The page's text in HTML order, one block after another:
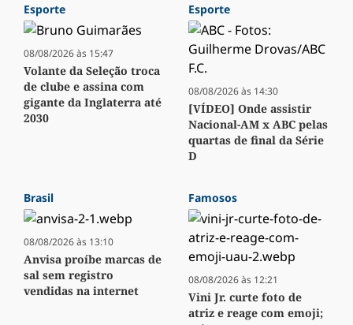
Esporte
08/08/2026 às 15:47
Volante da Seleção troca
de clube e assina com
gigante da Inglaterra até
2030
Esporte
08/08/2026 às 14:30
[VÍDEO] Onde assistir
Nacional-AM x ABC pelas
quartas de final da Série
D
Brasil
08/08/2026 às 13:10
Anvisa proíbe marcas de
sal sem registro
vendidas na internet
Famosos
08/08/2026 às 12:21
Vini Jr. curte foto de
atriz e reage com emoji;